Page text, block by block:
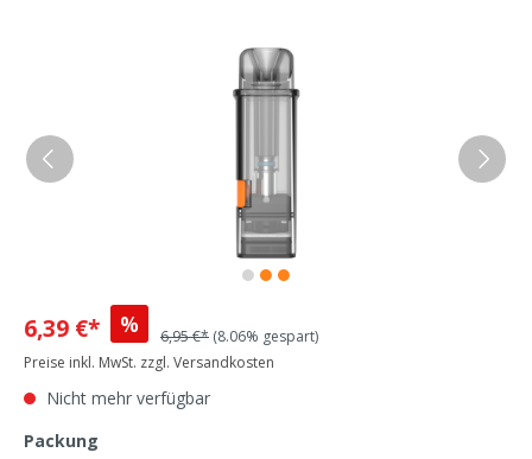
6,39 €* % 6,95 €* (8.06% gespart)
Preise inkl. MwSt. zzgl. Versandkosten
Nicht mehr verfügbar
Packung